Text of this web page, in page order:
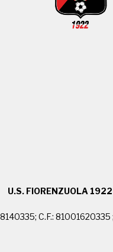
U.S. FIORENZUOLA
C.F.: 81001620335